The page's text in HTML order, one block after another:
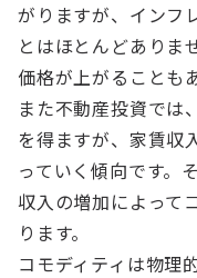
がりますが、インフ
とはほとんどありま
価格が上がることも
また不動産投資では
を得ますが、家賃収
っていく傾向です。
収入の増加によって
ります。
コモディティは物理